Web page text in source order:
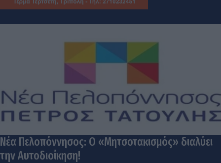
Νέα Πελοπόννησος: Ο «Μητσοτακισμός» διαλύει
την Αυτοδιοίκηση!